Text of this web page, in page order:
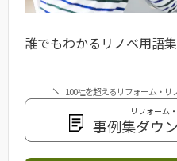
誰でもわかるリノベ用語
100社を超えるリフォーム・リ
リフォーム
事例集ダウ